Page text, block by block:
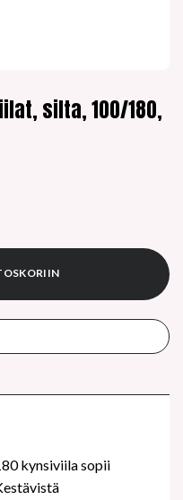
silta, 100/180,
kynsiviila sopii